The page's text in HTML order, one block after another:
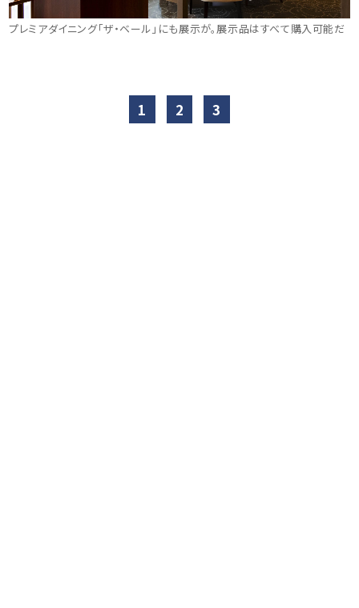
プレミアダイニング「ザ・ベール」にも展示が。展示品はすべて購入可能だ
1 2 3